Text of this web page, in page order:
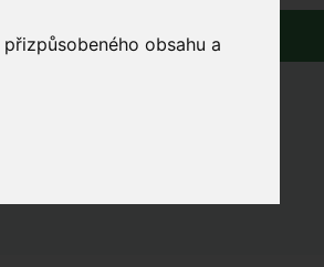
obsahu a
Obuv / oblečení